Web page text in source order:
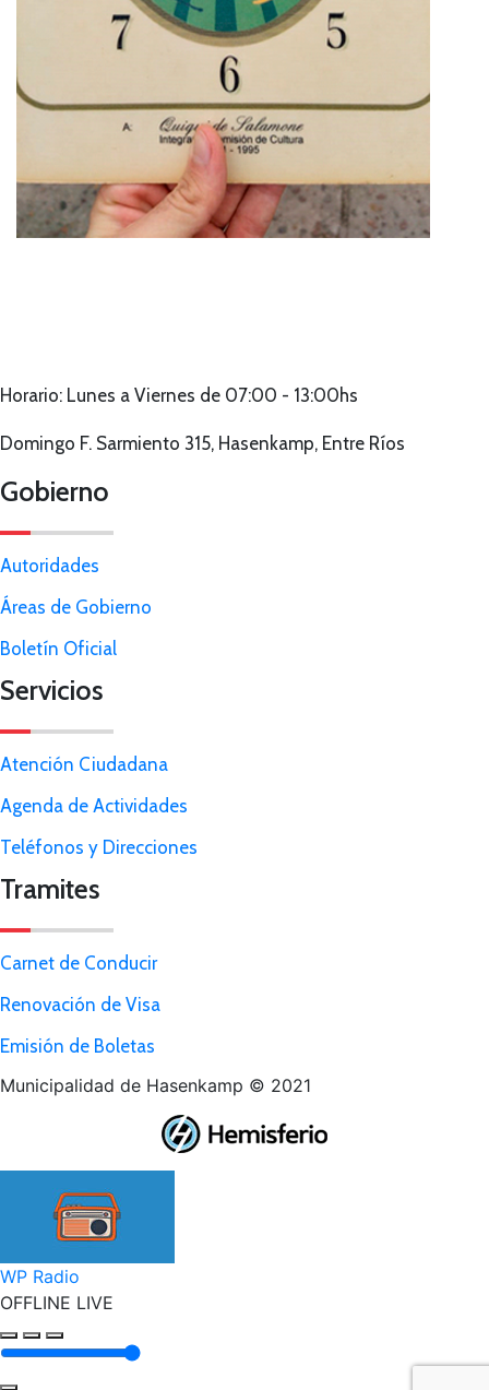
Horario: Lunes a Viernes de 07:00 - 13:00hs
Domingo F. Sarmiento 315, Hasenkamp, Entre Ríos
Gobierno
Autoridades
Áreas de Gobierno
Boletín Oficial
Servicios
Atención Ciudadana
Agenda de Actividades
Teléfonos y Direcciones
Tramites
Carnet de Conducir
Renovación de Visa
Emisión de Boletas
Municipalidad de Hasenkamp © 2021
Tienda
WP Radio
OFFLINE LIVE